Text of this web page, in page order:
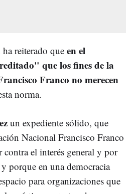
reiterado que en el
que los fines de la
Franco no merecen
norma.
un expediente sólido, que
Nacional Francisco Franco
contra el interés general y por
porque en una democracia
para organizaciones que